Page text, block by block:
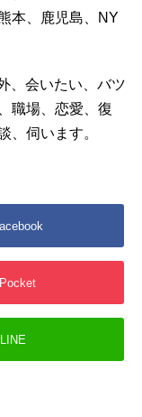
本、鹿児島、NY
、会いたい、バツ
職場、恋愛、復
、伺います。
Pocket
LINE